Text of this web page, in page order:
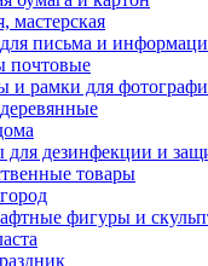
мастерская
письма и
почтовые
и рамки для
для дезинфекции и
товары
фигуры и